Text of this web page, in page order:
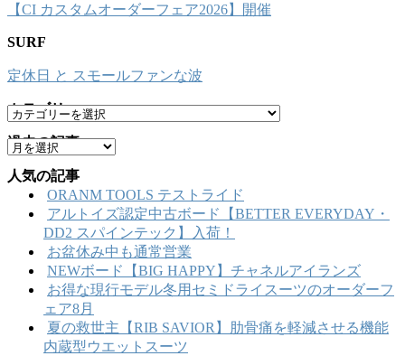
【CI カスタムオーダーフェア2026】開催
SURF
定休日 と スモールファンな波
カテゴリー
カ
テ
ゴ
リ
ー
過去の記事
ア
ー
カ
人気の記事
ORANM TOOLS テストライド
アルトイズ認定中古ボード【BETTER EVERYDAY・
DD2 スパインテック】入荷！
お盆休み中も通常営業
NEWボード【BIG HAPPY】チャネルアイランズ
お得な現行モデル冬用セミドライスーツのオーダーフ
ェア8月
夏の救世主【RIB SAVIOR】肋骨痛を軽減させる機能
内蔵型ウエットスーツ